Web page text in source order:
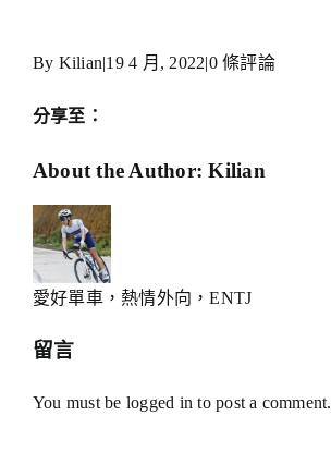
By Kilian 19 4 月, 2022 0 條評論
分享至：
Facebook
X
Reddit
LinkedIn
WhatsApp
Telegram
Tumblr
Pinterest
Xing
Email:
About the Author:Kilian
愛好單車，熱情外向，ENTJ
留言
You must be logged in to post a comment.